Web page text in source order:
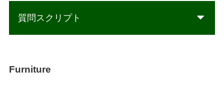
質問スクリプト
Furniture